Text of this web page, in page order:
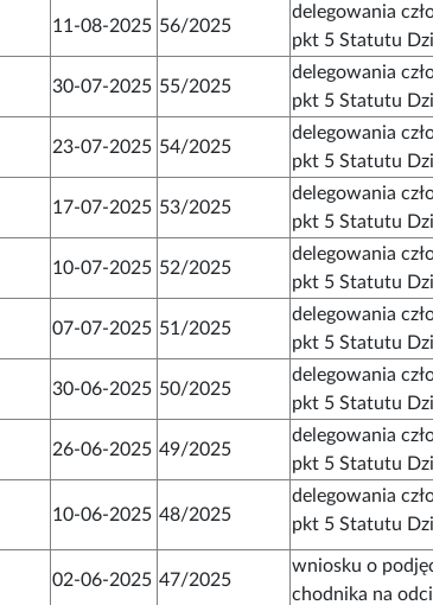
11-08-2025 56/2025
delegowania
pkt 5 Statutu
30-07-2025 55/2025
delegowania
pkt 5 Statutu
23-07-2025 54/2025
delegowania
pkt 5 Statutu
17-07-2025 53/2025
delegowania
pkt 5 Statutu
10-07-2025 52/2025
delegowania
pkt 5 Statutu
07-07-2025 51/2025
delegowania
pkt 5 Statutu
30-06-2025 50/2025
delegowania
pkt 5 Statutu
26-06-2025 49/2025
delegowania
pkt 5 Statutu
10-06-2025 48/2025
delegowania
pkt 5 Statutu
02-06-2025 47/2025
wniosku o
chodnika na